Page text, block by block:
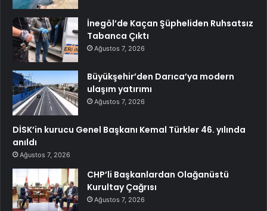
İnegöl’de Kaçan Şüpheliden Ruhsatsız
Tabanca Çıktı
Ağustos 7, 2026
Büyükşehir’den Darıca’ya modern
ulaşım yatırımı
Ağustos 7, 2026
DİSK’in kurucu Genel Başkanı Kemal Türkler 46. yılında
anıldı
Ağustos 7, 2026
CHP’li Başkanlardan Olağanüstü
Kurultay Çağrısı
Ağustos 7, 2026